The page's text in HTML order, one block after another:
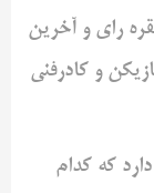
دستورالعمل مجوز حرفه‌ای با ۴۰ فقره رای و آخرین
و کادرفنی
که کدام